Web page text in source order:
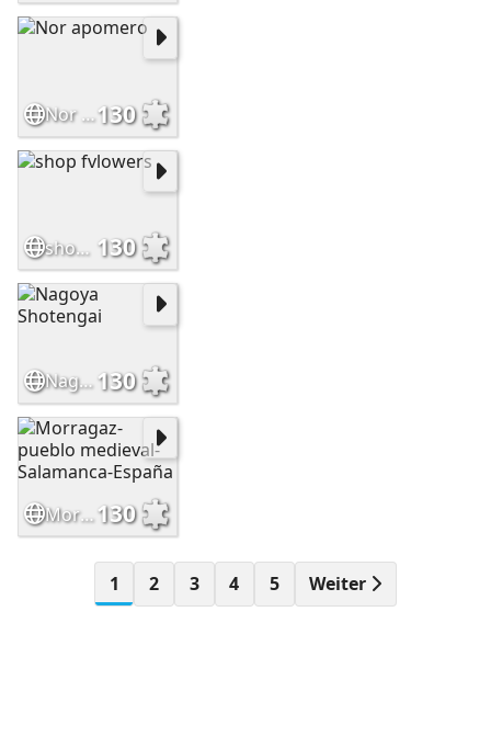
Nor apomero130
shop fvlowers 130
Nagoya Shotengai 130
Morragaz-pueblo medieval-Salamanca-España130
1 2 3 4 5 Weiter